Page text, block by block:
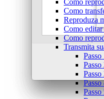
Como
Como
Reproduza
Como
Como
Transmita